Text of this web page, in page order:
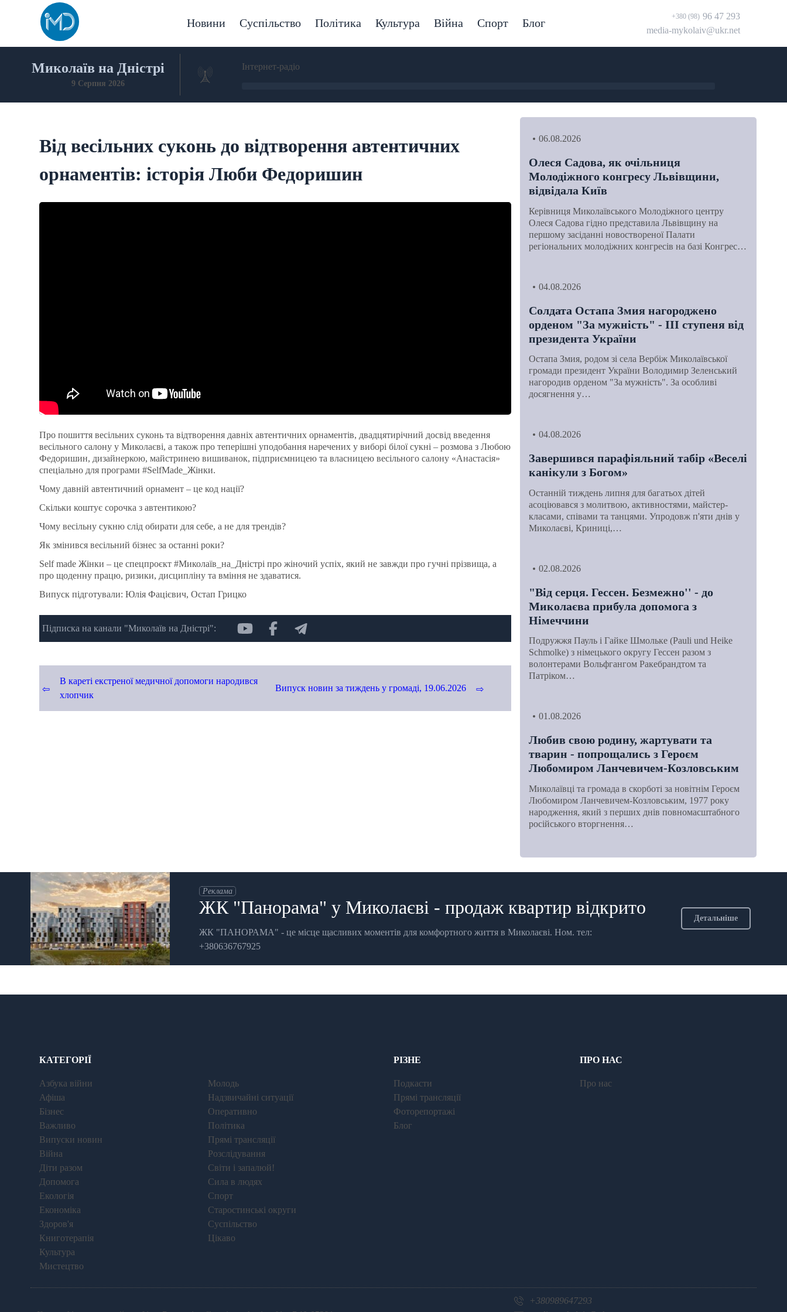
Новини Суспільство Політика Культура Війна Спорт Блог +380 (98) 96 47 293
media-mykolaiv@ukr.net
Миколаїв на Дністрі
9 Серпня 2026
Інтернет-радіо
Від весільних суконь до відтворення автентичних
орнаментів: історія Люби Федоришин
Про пошиття весільних суконь та відтворення давніх автентичних орнаментів, двадцятирічний досвід введення
весільного салону у Миколаєві, а також про теперішні уподобання наречених у виборі білої сукні – розмова з Любою
Федоришин, дизайнеркою, майстринею вишиванок, підприємницею та власницею весільного салону «Анастасія»
спеціально для програми #SelfMade_Жінки.
Чому давній автентичний орнамент – це код нації?
Скільки коштує сорочка з автентикою?
Чому весільну сукню слід обирати для себе, а не для трендів?
Як змінився весільний бізнес за останні роки?
Self made Жінки – це спецпроєкт #Миколаїв_на_Дністрі про жіночий успіх, який не завжди про гучні прізвища, а
про щоденну працю, ризики, дисципліну та вміння не здаватися.
Випуск підготували: Юлія Фацієвич, Остап Грицко
Підписка на канали "Миколаїв на Дністрі":
Навігація
записів
В кареті екстреної медичної допомоги народився
хлопчик
Випуск новин за тиждень у громаді, 19.06.2026
06.08.2026
Олеся Садова, як очільниця
Молодіжного конгресу Львівщини,
відвідала Київ
Керівниця Миколаївського Молодіжного центру
Олеся Садова гідно представила Львівщину на
першому засіданні новоствореної Палати
регіональних молодіжних конгресів на базі Конгрес…
04.08.2026
Солдата Остапа Змия нагороджено
орденом "За мужність" - ІІІ ступеня від
президента України
Остапа Змия, родом зі села Вербіж Миколаївської
громади президент України Володимир Зеленський
нагородив орденом "За мужність". За особливі
досягнення у…
04.08.2026
Завершився парафіяльний табір «Веселі
канікули з Богом»
Останній тиждень липня для багатьох дітей
асоціювався з молитвою, активностями, майстер-
класами, співами та танцями. Упродовж п'яти днів у
Миколаєві, Криниці,…
02.08.2026
"Від серця. Гессен. Безмежно'' - до
Миколаєва прибула допомога з
Німеччини
Подружжя Пауль і Гайке Шмольке (Pauli und Heike
Schmolke) з німецького округу Гессен разом з
волонтерами Вольфгангом Ракебрандтом та
Патріком…
01.08.2026
Любив свою родину, жартувати та
тварин - попрощались з Героєм
Любомиром Ланчевичем-Козловським
Миколаївці та громада в скорботі за новітнім Героєм
Любомиром Ланчевичем-Козловським, 1977 року
народження, який з перших днів повномасштабного
російського вторгнення…
Реклама
ЖК "Панорама" у Миколаєві - продаж квартир відкрито
ЖК "ПАНОРАМА" - це місце щасливих моментів для комфортного життя в Миколаєві. Ном. тел:
+380636767925
Детальніше
КАТЕГОРІЇ
Азбука війни
Афіша
Бізнес
Важливо
Випуски новин
Війна
Діти разом
Допомога
Екологія
Економіка
Здоров'я
Книготерапія
Культура
Мистецтво
Молодь
Надзвичайні ситуації
Оперативно
Політика
Прямі трансляції
Розслідування
Світи і запалюй!
Сила в людях
Спорт
Старостинські округи
Суспільство
Цікаво
РІЗНЕ
Подкасти
Прямі трансляції
Фоторепортажі
Блог
ПРО НАС
Про нас
+380989647293